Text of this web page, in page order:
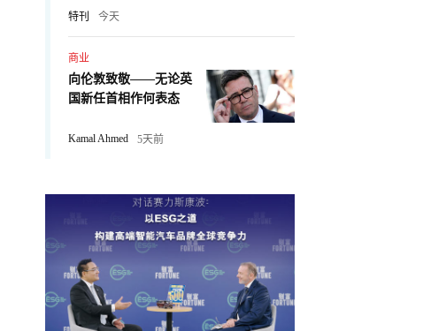
特刊 今天
商业
向伦敦致敬——无论英
国新任首相作何表态
Kamal Ahmed 5天前